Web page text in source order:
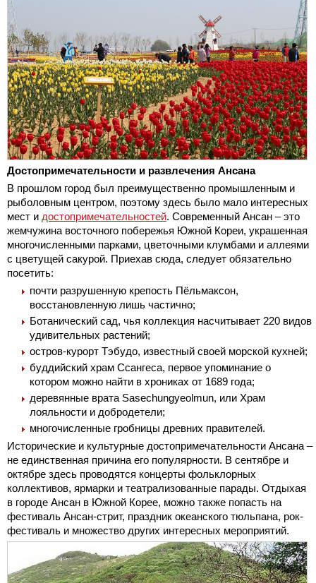
Достопримечательности и развлечения Ансана
В прошлом город был преимущественно промышленным и
рыболовным центром, поэтому здесь было мало интересных
мест и достопримечательностей. Современный Ансан – это
жемчужина восточного побережья Южной Кореи, украшенная
многочисленными парками, цветочными клумбами и аллеями
с цветущей сакурой. Приехав сюда, следует обязательно
посетить:
почти разрушенную крепость Пёльмаксон,
восстановленную лишь частично;
Ботанический сад, чья коллекция насчитывает 220 видов
удивительных растений;
остров-курорт Тэбудо, известный своей морской кухней;
буддийский храм Ссангеса, первое упоминание о
котором можно найти в хрониках от 1689 года;
деревянные врата Sasechungyeolmun, или Храм
лояльности и добродетели;
многочисленные гробницы древних правителей.
Исторические и культурные достопримечательности Ансана –
не единственная причина его популярности. В сентябре и
октябре здесь проводятся концерты фольклорных
коллективов, ярмарки и театрализованные парады. Отдыхая
в городе Ансан в Южной Корее, можно также попасть на
фестиваль Ансан-стрит, праздник океанского тюльпана, рок-
фестиваль и множество других интересных мероприятий.